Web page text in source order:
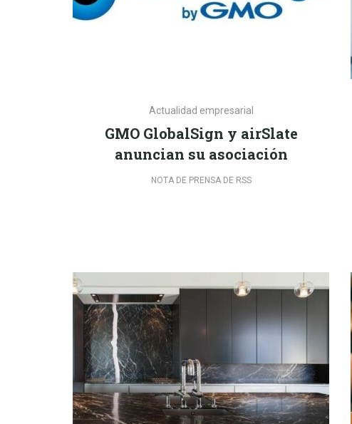
Actualidad empresarial
GMO GlobalSign y airSlate
anuncian su asociación
NOTA DE PRENSA DE RSS